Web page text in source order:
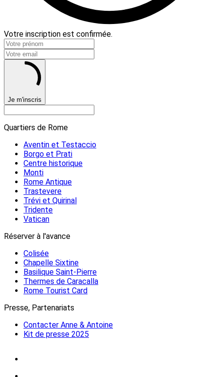
Votre inscription est confirmée.
Je m'inscris
Quartiers de Rome
Aventin et Testaccio
Borgo et Prati
Centre historique
Monti
Rome Antique
Trastevere
Trévi et Quirinal
Tridente
Vatican
Réserver à l'avance
Colisée
Chapelle Sixtine
Basilique Saint-Pierre
Thermes de Caracalla
Rome Tourist Card
Presse, Partenariats
Contacter Anne & Antoine
Kit de presse 2025